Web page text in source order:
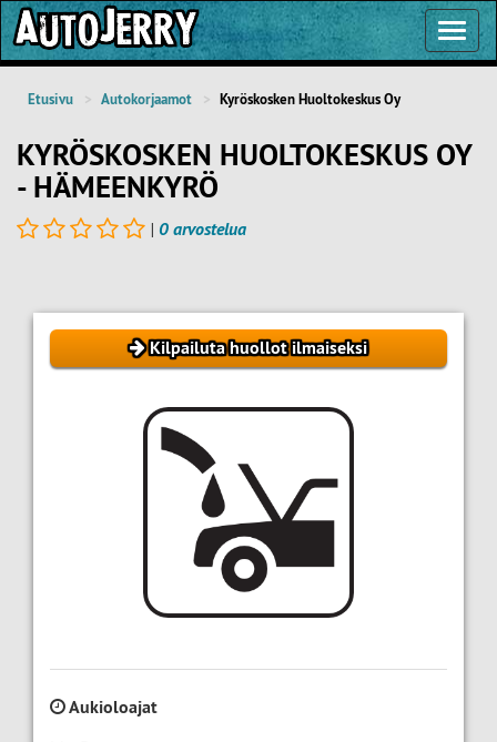
Etusivu Autokorjaamot Kyröskosken Huoltokeskus Oy
KYRÖSKOSKEN HUOLTOKESKUS OY
- HÄMEENKYRÖ
| 0 arvostelua
Kilpailuta huollot ilmaiseksi
Aukioloajat